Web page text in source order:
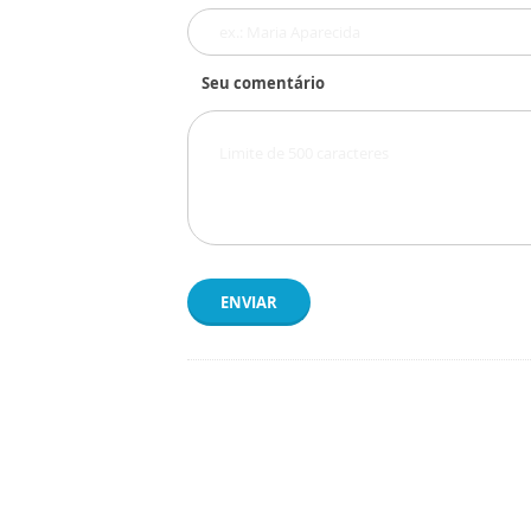
Seu comentário
ENVIAR